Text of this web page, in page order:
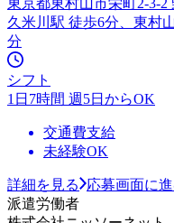
久米川駅 徒歩6分、東村
分
シフト
1日7時間 週5日からOK
交通費支給
未経験OK
詳細を見る
応募画面に
派遣労働者